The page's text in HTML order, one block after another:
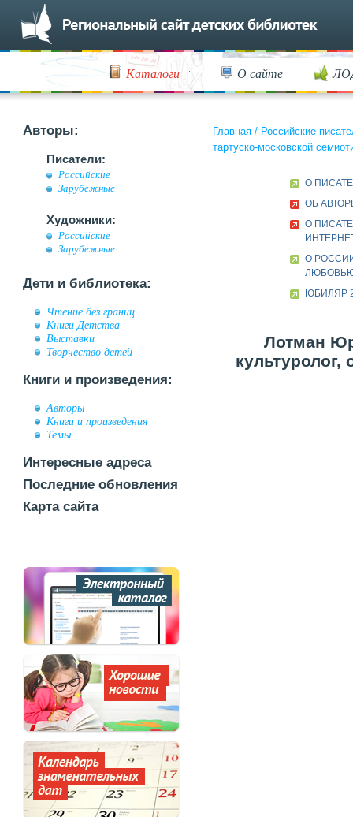
Каталоги О сайте
Авторы:
Писатели:
Российские
Зарубежные
Художники:
Российские
Зарубежные
Дети и библиотека:
Чтение без границ
Книги Детства
Выставки
Творчество детей
Книги и произведения:
Авторы
Книги и произведения
Темы
Интересные адреса
Последние обновления
Карта сайта
Главная / Российские
тартуско-московской
О
ОБ
О
О
ЛЮБОВЬЮ
ЮБИЛЯР
Лотман
культуролог,